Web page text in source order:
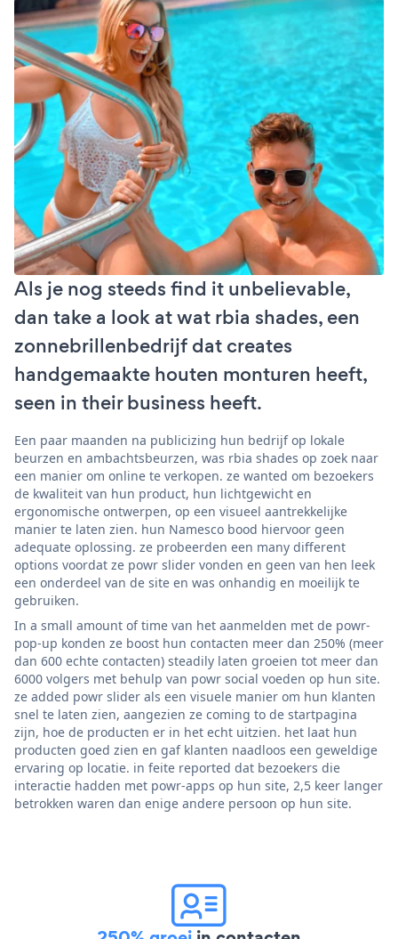
Als je nog steeds find it unbelievable,
dan take a look at wat rbia shades, een
zonnebrillenbedrijf dat creates
handgemaakte houten monturen heeft,
seen in their business heeft.
Een paar maanden na publicizing hun bedrijf op lokale
beurzen en ambachtsbeurzen, was rbia shades op zoek naar
een manier om online te verkopen. ze wanted om bezoekers
de kwaliteit van hun product, hun lichtgewicht en
ergonomische ontwerpen, op een visueel aantrekkelijke
manier te laten zien. hun Namesco bood hiervoor geen
adequate oplossing. ze probeerden een many different
options voordat ze powr slider vonden en geen van hen leek
een onderdeel van de site en was onhandig en moeilijk te
gebruiken.
In a small amount of time van het aanmelden met de powr-
pop-up konden ze boost hun contacten meer dan 250% (meer
dan 600 echte contacten) steadily laten groeien tot meer dan
6000 volgers met behulp van powr social voeden op hun site.
ze added powr slider als een visuele manier om hun klanten
snel te laten zien, aangezien ze coming to de startpagina
zijn, hoe de producten er in het echt uitzien. het laat hun
producten goed zien en gaf klanten naadloos een geweldige
ervaring op locatie. in feite reported dat bezoekers die
interactie hadden met powr-apps op hun site, 2,5 keer langer
betrokken waren dan enige andere persoon op hun site.